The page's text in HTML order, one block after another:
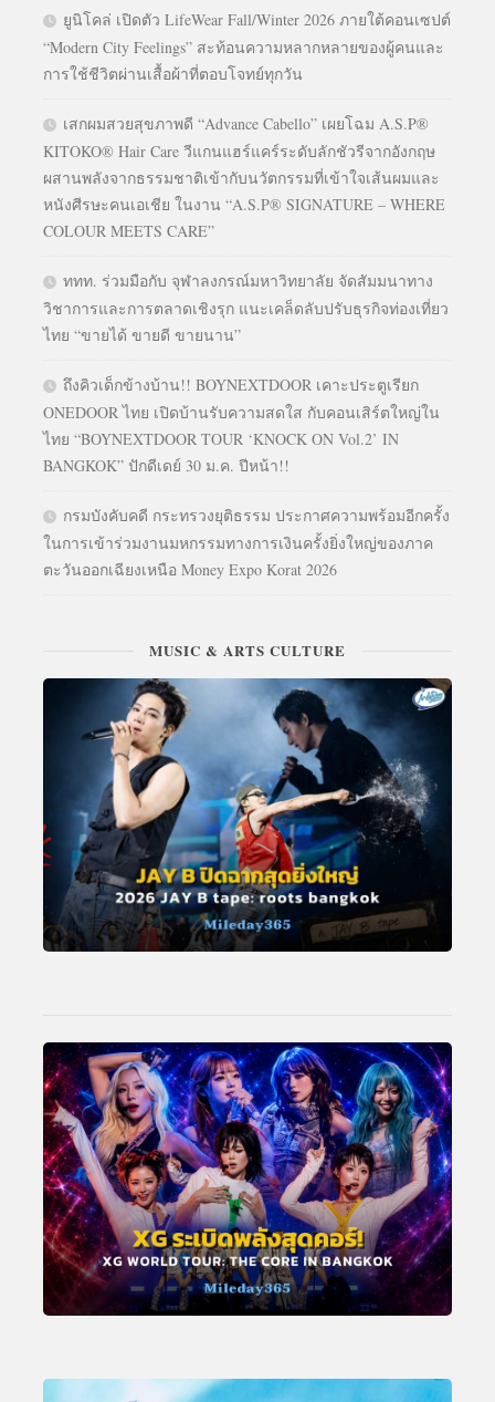
ยูนิโคล่ เปิดตัว LifeWear Fall/Winter 2026 ภายใต้คอนเซปต์
“Modern City Feelings” สะท้อนความหลากหลายของผู้คนและ
การใช้ชีวิตผ่านเสื้อผ้าที่ตอบโจทย์ทุกวัน
เสกผมสวยสุขภาพดี “Advance Cabello” เผยโฉม A.S.P®
KITOKO® Hair Care วีแกนแฮร์แคร์ระดับลักชัวรีจากอังกฤษ
ผสานพลังจากธรรมชาติเข้ากับนวัตกรรมที่เข้าใจเส้นผมและ
หนังศีรษะคนเอเชีย ในงาน “A.S.P® SIGNATURE – WHERE
COLOUR MEETS CARE”
ททท. ร่วมมือกับ จุฬาลงกรณ์มหาวิทยาลัย จัดสัมมนาทาง
วิชาการและการตลาดเชิงรุก แนะเคล็ดลับปรับธุรกิจท่องเที่ยว
ไทย “ขายได้ ขายดี ขายนาน”
ถึงคิวเด็กข้างบ้าน!! BOYNEXTDOOR เคาะประตูเรียก
ONEDOOR ไทย เปิดบ้านรับความสดใส กับคอนเสิร์ตใหญ่ใน
ไทย “BOYNEXTDOOR TOUR ‘KNOCK ON Vol.2’ IN
BANGKOK” ปักดีเดย์ 30 ม.ค. ปีหน้า!!
กรมบังคับคดี กระทรวงยุติธรรม ประกาศความพร้อมอีกครั้ง
ในการเข้าร่วมงานมหกรรมทางการเงินครั้งยิ่งใหญ่ของภาค
ตะวันออกเฉียงเหนือ Money Expo Korat 2026
MUSIC & ARTS CULTURE